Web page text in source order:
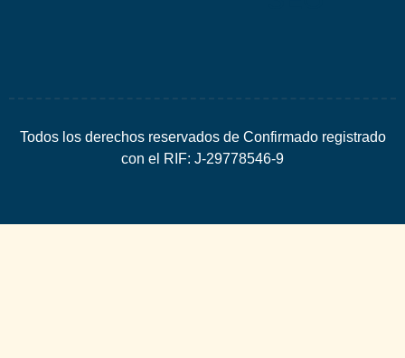
Todos los derechos reservados de Confirmado registrado
con el RIF: J-29778546-9